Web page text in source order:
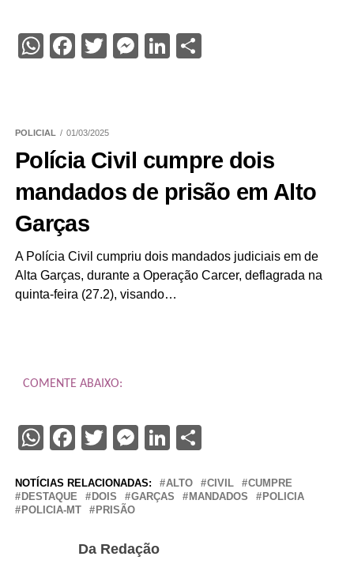
WhatsApp
Facebook
Twitter
Messenger
LinkedIn
Share
POLICIAL 01/03/2025
Polícia Civil cumpre dois
mandados de prisão em Alto
Garças
A Polícia Civil cumpriu dois mandados judiciais em de
Alta Garças, durante a Operação Carcer, deflagrada na
quinta-feira (27.2), visando…
COMENTE ABAIXO:
WhatsApp
Facebook
Twitter
Messenger
LinkedIn
Share
NOTÍCIAS RELACIONADAS: ALTO CIVIL
CUMPRE
DESTAQUE
DOIS GARÇAS MANDADOS
POLICIA
POLICIA-MT
PRISÃO
Da Redação